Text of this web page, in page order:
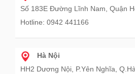
Số 183E Đường Lĩnh Nam, Quận
Hotline: 0942 441166
Hà Nội
HH2 Dương Nội, P.Yên Nghĩa,